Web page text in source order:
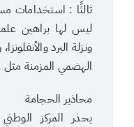
ثالثًا : استخدامات
ليس لها براهين
ونزلة البرد
الهضمي المزمنة مثل
محاذير الحجامة
يحذر المركز